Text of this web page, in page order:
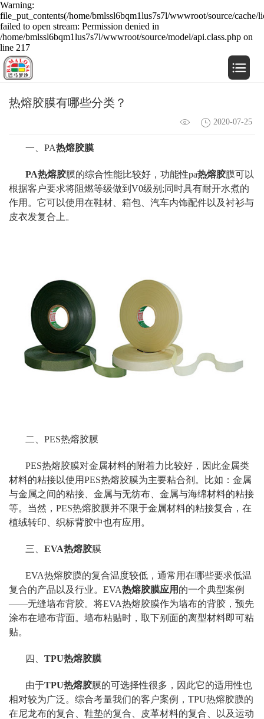
Warning:
file_put_contents(/home/bmlssl6bqm1lus7s7l/wwwroot/source/cache/
failed to open stream: Permission denied in
/home/bmlssl6bqm1lus7s7l/wwwroot/source/model/api.class.php on
line 217
热熔胶膜有哪些分类？
2020-07-25
一、PA热熔胶膜
PA热熔胶膜的综合性能比较好，功能性pa热熔胶膜可以
根据客户要求将阻燃等级做到V0级别;同时具有耐开水煮的
作用。它可以使用在鞋材、箱包、汽车内饰配件以及衬衫与
皮衣发复合上。
二、PES热熔胶膜
PES热熔胶膜对金属材料的附着力比较好，因此金属类
材料的粘接以使用PES热熔胶膜为主要粘合剂。比如：金属
与金属之间的粘接、金属与无纺布、金属与海绵材料的粘接
等。当然，PES热熔胶膜并不限于金属材料的粘接复合，在
植绒转印、织标背胶中也有应用。
三、 EVA热熔胶膜
EVA热熔胶膜的复合温度较低，通常用在哪些要求低温
复合的产品以及行业。EVA热熔胶膜应用 的一个典型案例
——无缝墙布背胶。将EVA热熔胶膜作为墙布的背胶，预先
涂布在墙布背面。墙布粘贴时，取下别面的离型材料即可粘
贴。
四、 TPU热熔胶膜
由于TPU热熔胶膜的可选择性很多，因此它的适用性也
相对较为广泛。综合考量我们的客户案例，TPU热熔胶膜的
在尼龙布的复合、鞋垫的复合、皮革材料的复合、以及运动